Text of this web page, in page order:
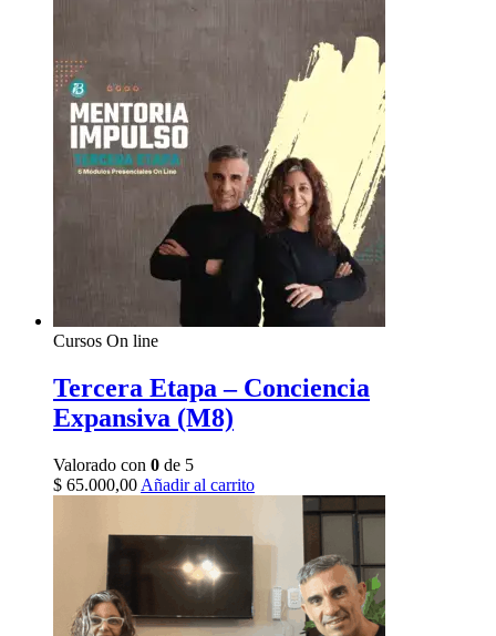
Cursos On line
Tercera Etapa – Conciencia
Expansiva (M8)
Valorado con 0 de 5
$ 65.000,00 Añadir al carrito